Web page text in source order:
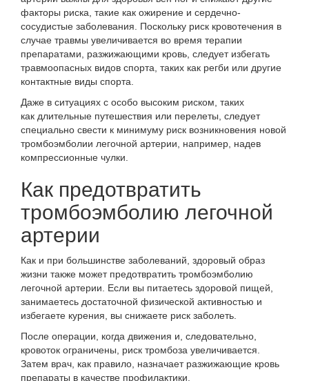
факторы риска, такие как ожирение и сердечно-
сосудистые заболевания. Поскольку риск кровотечения в
случае травмы увеличивается во время терапии
препаратами, разжижающими кровь, следует избегать
травмоопасных видов спорта, таких как регби или другие
контактные виды спорта.
Даже в ситуациях с особо высоким риском, таких
как длительные путешествия или перелеты , следует
специально свести к минимуму риск возникновения новой
тромбоэмболии легочной артерии, например, надев
компрессионные чулки.
Как предотвратить
тромбоэмболию легочной
артерии
Как и при большинстве заболеваний, здоровый образ
жизни также может предотвратить тромбоэмболию
легочной артерии. Если вы питаетесь здоровой пищей,
занимаетесь достаточной физической активностью и
избегаете курения, вы снижаете риск заболеть.
После операции, когда движения и, следовательно,
кровоток ограничены, риск тромбоза увеличивается.
Затем врач, как правило, назначает разжижающие кровь
препараты в качестве профилактики.